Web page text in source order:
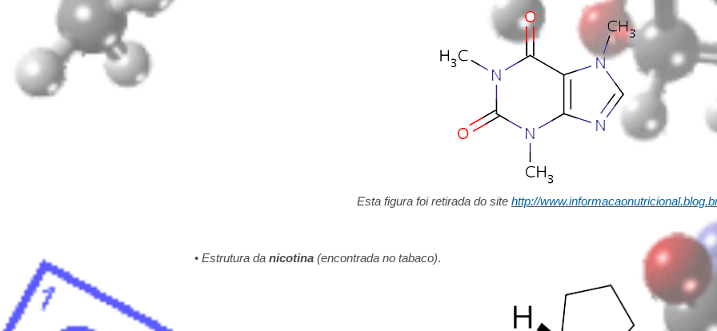
Esta figura foi retirada do site http://
• Estrutura da nicotina (encontrada no tabaco).